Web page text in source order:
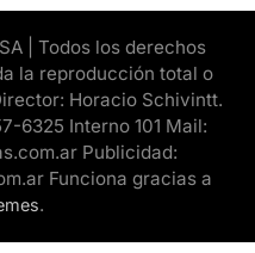
| Todos los derechos
la reproducción total o
Horacio Schivintt.
6325 Interno 101 Mail:
Publicidad:
Funciona gracias a
.